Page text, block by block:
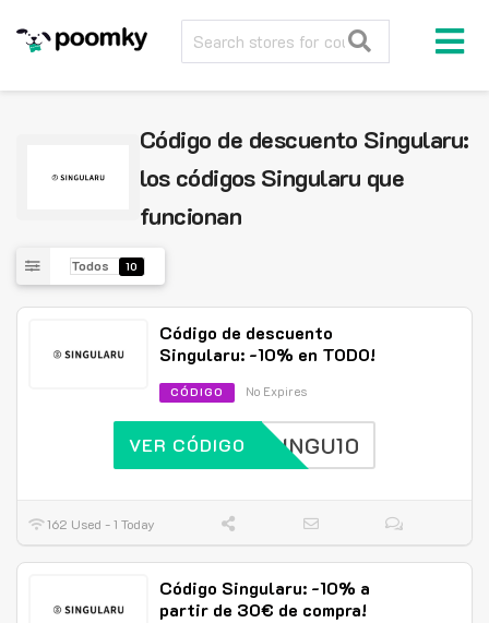
Código de descuento Singularu:
los códigos Singularu que
funcionan
Todos 10
Código de descuento
Singularu: -10% en TODO!
CÓDIGO No Expires
SINGU10
VER CÓDIGO
162 Used - 1 Today
Código Singularu: -10% a
partir de 30€ de compra!